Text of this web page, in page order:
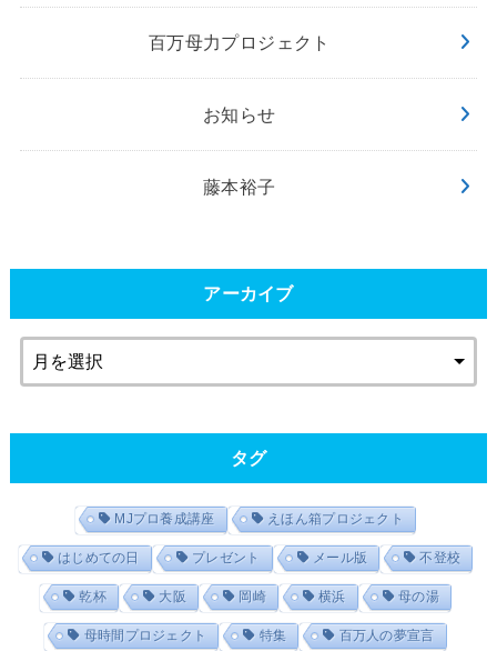
百万母力プロジェクト
お知らせ
藤本裕子
アーカイブ
タグ
MJプロ養成講座 えほん箱プロジェクト
はじめての日 プレゼント メール版 不登校
乾杯 大阪 岡崎 横浜 母の湯
母時間プロジェクト 特集 百万人の夢宣言